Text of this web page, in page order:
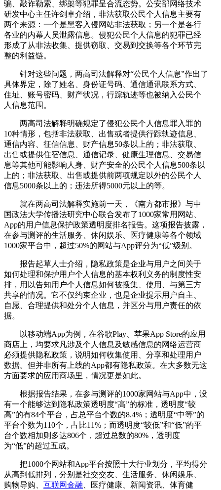
骗、敲诈勒索、绑架等犯罪呈合流态势。公安部网络技术
研发中心主任许剑卓介绍，非法获取公民个人信息主要有
两个来源：一个是黑客入侵网站非法获取；另一个是各行
各业的内幕人员泄露信息。侵犯公民个人信息的犯罪已经
形成了从非法收集、提供窃取、交易到交换等各个环节完
整的利益链。
针对这些问题，两高司法解释对“公民个人信息”作出了
具体界定，除了姓名、身份证号码、通信通讯联系方式、
住址、账号密码、财产状况，行踪轨迹等也被纳入公民个
人信息范围。
两高司法解释明确规定了侵犯公民个人信息罪入罪的
10种情形，包括非法获取、出售或者提供行踪轨迹信息、
通信内容、征信信息、财产信息50条以上的；非法获取、
出售或提供住宿信息、通信记录、健康生理信息、交易信
息等其他可能影响人身、财产安全的公民个人信息500条以
上的；非法获取、出售或提供前两项规定以外的公民个人
信息5000条以上的；违法所得5000元以上的等。
就在两高司法解释实施前一天，《南方都市报》与中
国政法大学传播法研究中心联合发布了1000家常用网站、
App的用户信息保护政策透明度排名报告。这项报告披露，
在参与测评的生活服务、休闲娱乐、医疗健康等各个领域
1000家平台中，超过50%的网站与App评分为“低”级别。
报告起草人士介绍，隐私政策是企业与用户之间关于
如何处理和保护用户个人信息的基本权利义务的制度性安
排，用以告知用户个人信息如何被搜集、使用、与第三方
共享的情况。它不仅约束企业，也是企业提示用户自主、
自愿、合理提供和处分个人信息，并区分与用户责任的依
据。
以移动端App为例，在谷歌Play、苹果App Store的应用
商店上，均要求凡涉及个人信息及敏感信息的网络运营商
必须提供隐私政策，说明如何收集使用、分享和处理用户
数据。但并非所有上线的App都有隐私政策。在大多数无这
方面要求的应用商场里，情况更是如此。
根据报告结果，在参与测评的1000家网站与App中，没
有一个能够达到隐私政策透明度“高”的标准，透明度“较
高”的有84个平台，占总平台个数的8.4%；透明度“中等”的
平台个数为110个，占比11%；而透明度“较低”和“低”的平
台个数相加则多达806个，超过总数的80%，透明度
为“低”的超过五成。
把1000个网站和App平台按照十大行业划分，平均得分
从高到低排列，分别是社交交友、生活服务、休闲娱乐、
购物导购、 互联网金融 、医疗健康、新闻资讯、体育健